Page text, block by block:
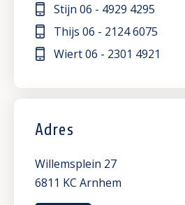
Stijn 06 - 4929 4295
Thijs 06 - 2124 6075
Wiert06 - 2301 4921
Adres
Willemsplein 27
6811 KC Arnhem